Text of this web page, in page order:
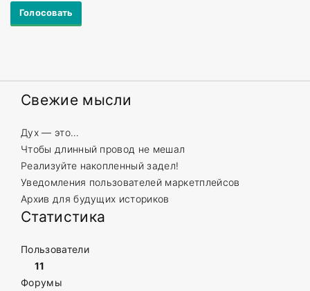
Свежие мысли
Дух — это…
Чтобы длинный провод не мешал
Реализуйте накопленный задел!
Уведомления пользователей маркетплейсов
Архив для будущих историков
Статистика
Пользователи
11
Форумы